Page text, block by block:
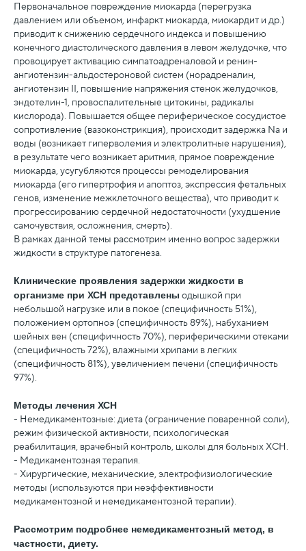
Первоначальное повреждение миокарда (перегрузка
давлением или объемом, инфаркт миокарда, миокардит и др.)
приводит к снижению сердечного индекса и повышению
конечного диастолического давления в левом желудочке, что
провоцирует активацию симпатоадреналовой и ренин-
ангиотензин-альдостероновой систем (норадреналин,
ангиотензин II, повышение напряжения стенок желудочков,
эндотелин-1, провоспалительные цитокины, радикалы
кислорода). Повышается общее периферическое сосудистое
сопротивление (вазоконстрикция), происходит задержка Nа и
воды (возникает гиперволемия и электролитные нарушения),
в результате чего возникает аритмия, прямое повреждение
миокарда, усугубляются процессы ремоделирования
миокарда (его гипертрофия и апоптоз, экспрессия фетальных
генов, изменение межклеточного вещества), что приводит к
прогрессированию сердечной недостаточности (ухудшение
самочувствия, осложнения, смерть).
В рамках данной темы рассмотрим именно вопрос задержки
жидкости в структуре патогенеза.
Клинические проявления задержки жидкости в
организме при ХСН представлены одышкой при
небольшой нагрузке или в покое (специфичность 51%),
положением ортопноэ (специфичность 89%), набуханием
шейных вен (специфичность 70%), периферическими отеками
(специфичность 72%), влажными хрипами в легких
(специфичность 81%), увеличением печени (специфичность
97%).
Методы лечения ХСН
- Немедикаментозные: диета (ограничение поваренной соли),
режим физической активности, психологическая
реабилитация, врачебный контроль, школы для больных ХСН.
- Медикаментозная терапия.
- Хирургические, механические, электрофизиологические
методы (используются при неэффективности
медикаментозной и немедикаментозной терапии).
Рассмотрим подробнее немедикаментозный метод, в
частности, диету.